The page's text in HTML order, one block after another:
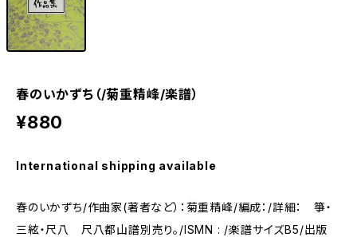
春のいかずち（/菊重精峰/楽譜）
¥880
International shipping available
春のいかずち/作曲家(著者など）：菊重精峰/編成：/詳細： 箏・
三絃・尺八 尺八都山譜別売り。/ISMN : /楽譜サイズB5/出版